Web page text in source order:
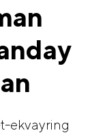
ekvayring